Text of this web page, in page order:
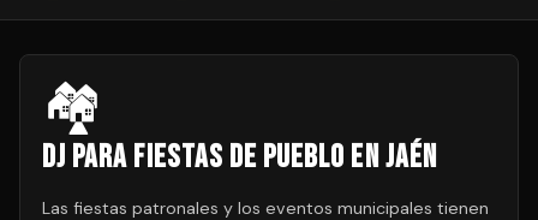
🏘️
DJ para Fiestas de Pueblo en Jaén
Las fiestas patronales y los eventos municipales tienen